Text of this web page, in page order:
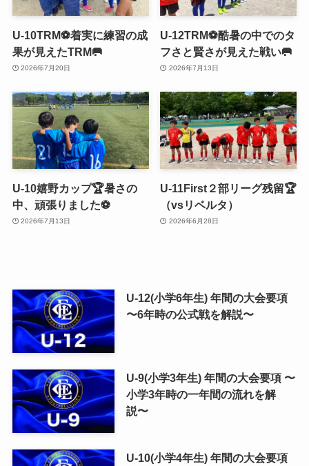
U-10TRM⚽️着実に練習の成
果が見えたTRM🥅
2026年7月20日
U-12TRM⚽️酷暑の中でのタ
フさと賢さが見えた戦い🥅
2026年7月13日
U-10嬉野カップ🏆暑さの
中、頑張りました⚽️
2026年7月13日
U-11First２部リーグ残留🏆
（vsリベルタ）
2026年6月28日
U-12(小学6年生) 年間の大会要項
〜6年時の公式戦を解説〜
U-9(小学3年生) 年間の大会要項 〜
小学3年時の一年間の流れを解
説〜
U-10(小学4年生) 年間の大会要項